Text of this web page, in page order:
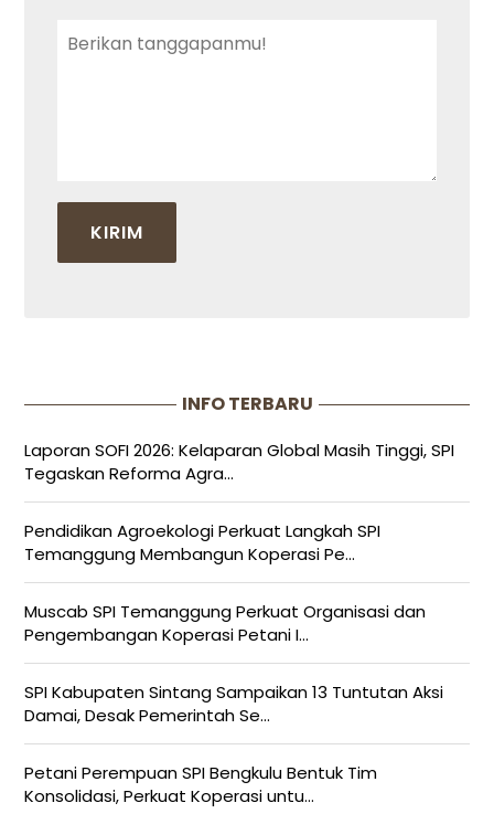
INFO TERBARU
Laporan SOFI 2026: Kelaparan Global Masih Tinggi, SPI
Tegaskan Reforma Agra...
Pendidikan Agroekologi Perkuat Langkah SPI
Temanggung Membangun Koperasi Pe...
Muscab SPI Temanggung Perkuat Organisasi dan
Pengembangan Koperasi Petani I...
SPI Kabupaten Sintang Sampaikan 13 Tuntutan Aksi
Damai, Desak Pemerintah Se...
Petani Perempuan SPI Bengkulu Bentuk Tim
Konsolidasi, Perkuat Koperasi untu...